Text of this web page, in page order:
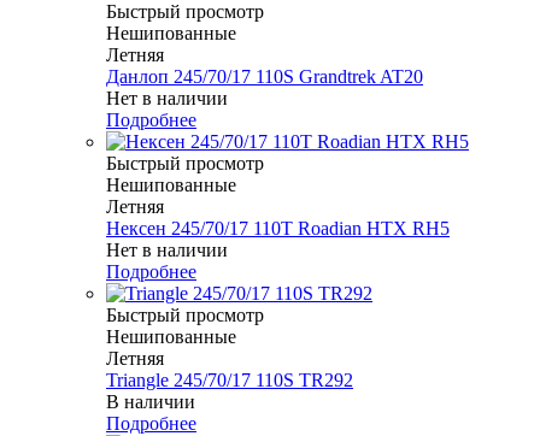
Быстрый просмотр
Нешипованные
Летняя
Данлоп 245/70/17 110S Grandtrek AT20
Нет в наличии
Подробнее
Быстрый просмотр
Нешипованные
Летняя
Нексен 245/70/17 110T Roadian HTX RH5
Нет в наличии
Подробнее
Быстрый просмотр
Нешипованные
Летняя
Triangle 245/70/17 110S TR292
В наличии
Подробнее